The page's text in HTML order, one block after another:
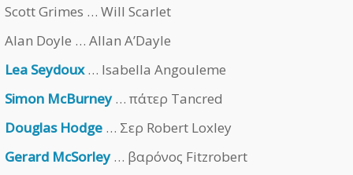
Scott Grimes … Will Scarlet
Alan Doyle … Allan A’Dayle
Lea Seydoux… Isabella Angouleme
Simon McBurney… πάτερ Tancred
Douglas Hodge … Σερ Robert Loxley
Gerard McSorley… βαρόνος Fitzrobert